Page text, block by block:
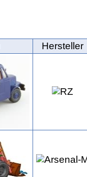
Hersteller